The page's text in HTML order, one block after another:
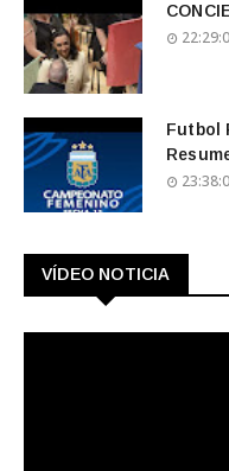
Futbol
VÍDEO NOTICIA